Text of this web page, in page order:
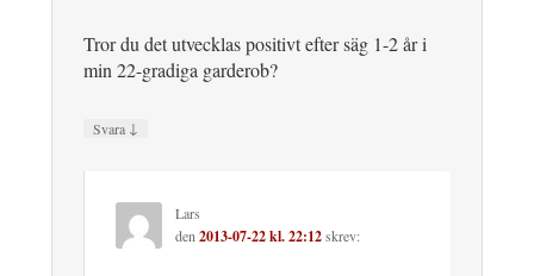
Tror du det utvecklas positivt efter säg 1-2 år i
min 22-gradiga garderob?
Svara ↓
Lars
den 2013-07-22 kl. 22:12skrev: